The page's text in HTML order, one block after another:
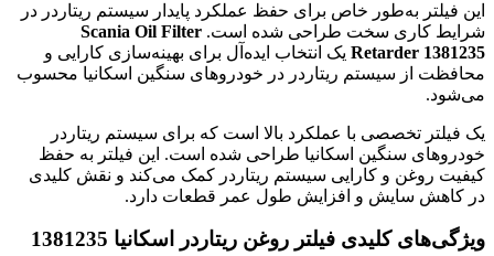
این فیلتر به‌طور خاص برای حفظ عملکرد پایدار سیستم ریتاردر در
شرایط کاری سخت طراحی شده است. Scania Oil Filter
Retarder 1381235 یک انتخاب ایده‌آل برای بهینه‌سازی کارایی و
محافظت از سیستم ریتاردر در خودروهای سنگین اسکانیا محسوب
می‌شود.
یک فیلتر تخصصی با عملکرد بالا است که برای سیستم ریتاردر
خودروهای سنگین اسکانیا طراحی شده است. این فیلتر به حفظ
کیفیت روغن و کارایی سیستم ریتاردر کمک می‌کند و نقش کلیدی
در کاهش سایش و افزایش طول عمر قطعات دارد.
ویژگی‌های کلیدی فیلتر روغن ریتاردر اسکانیا 1381235